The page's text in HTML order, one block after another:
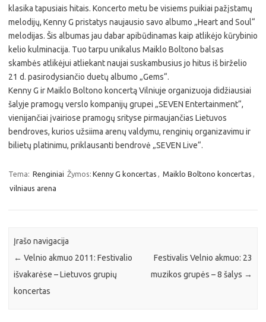
klasika tapusiais hitais. Koncerto metu be visiems puikiai pažįstamų
melodijų, Kenny G pristatys naujausio savo albumo „Heart and Soul“
melodijas. Šis albumas jau dabar apibūdinamas kaip atlikėjo kūrybinio
kelio kulminacija. Tuo tarpu unikalus Maiklo Boltono balsas
skambės atlikėjui atliekant naujai suskambusius jo hitus iš birželio
21 d. pasirodysiančio duetų albumo „Gems“.
Kenny G ir Maiklo Boltono koncertą Vilniuje organizuoja didžiausiai
šalyje pramogų verslo kompanijų grupei „SEVEN Entertainment“,
vienijančiai įvairiose pramogų srityse pirmaujančias Lietuvos
bendroves, kurios užsiima arenų valdymu, renginių organizavimu ir
bilietų platinimu, priklausanti bendrovė „SEVEN Live“.
Tema: Renginiai Žymos: Kenny G koncertas , Maiklo Boltono koncertas ,
vilniaus arena
Įrašo navigacija
← Velnio akmuo 2011: Festivalio
išvakarėse – Lietuvos grupių
koncertas
Festivalis Velnio akmuo: 23
muzikos grupės – 8 šalys →